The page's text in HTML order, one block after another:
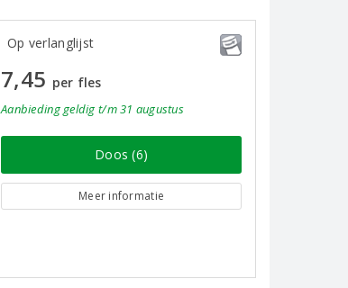
Op verlanglijst
7,45 per fles
Aanbiedinggeldig t/m 31 augustus
Doos (6)
Meer informatie